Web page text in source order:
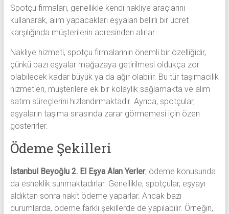
Spotçu firmaları, genellikle kendi nakliye araçlarını
kullanarak, alım yapacakları eşyaları belirli bir ücret
karşılığında müşterilerin adresinden alırlar.
Nakliye hizmeti, spotçu firmalarının önemli bir özelliğidir,
çünkü bazı eşyalar mağazaya getirilmesi oldukça zor
olabilecek kadar büyük ya da ağır olabilir. Bu tür taşımacılık
hizmetleri, müşterilere ek bir kolaylık sağlamakta ve alım
satım süreçlerini hızlandırmaktadır. Ayrıca, spotçular,
eşyaların taşıma sırasında zarar görmemesi için özen
gösterirler.
Ödeme Şekilleri
İstanbul Beyoğlu 2. El Eşya Alan Yerler, ödeme konusunda
da esneklik sunmaktadırlar. Genellikle, spotçular, eşyayı
aldıktan sonra nakit ödeme yaparlar. Ancak bazı
durumlarda, ödeme farklı şekillerde de yapılabilir. Örneğin,